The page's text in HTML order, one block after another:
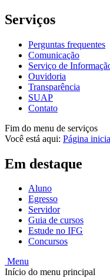
Serviços
Perguntas frequentes
Comunicação
Serviço de
Ouvidoria
Transparência
SUAP
Contato
Fim do menu de serviços
Você está aqui: Página
Em destaque
Aluno
Egresso
Servidor
Guia de cursos
Estude no IFG
Concursos
Menu
Início do menu principal